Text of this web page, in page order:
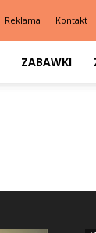
Reklama Kontakt
ZABAWKI